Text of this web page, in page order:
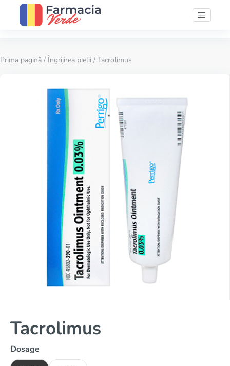
Prima pagină / Îngrijirea pielii / Tacrolimus
Tacrolimus
Dosage